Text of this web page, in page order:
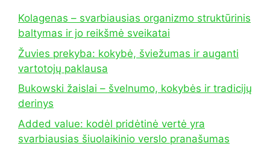
Kolagenas – svarbiausias organizmo struktūrinis
baltymas ir jo reikšmė sveikatai
Žuvies prekyba: kokybė, šviežumas ir auganti
vartotojų paklausa
Bukowski žaislai – švelnumo, kokybės ir tradicijų
derinys
Added value: kodėl pridėtinė vertė yra
svarbiausias šiuolaikinio verslo pranašumas